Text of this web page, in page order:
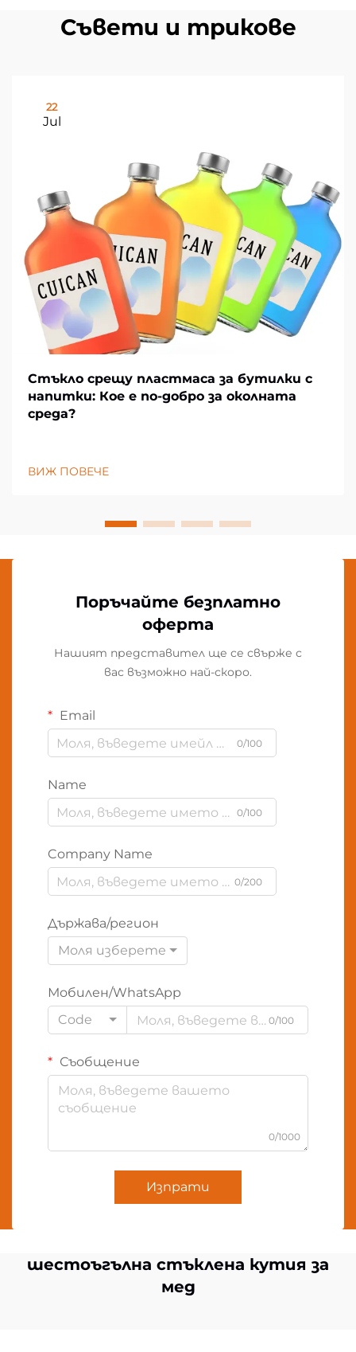
Съвети и трикове
22
Jul
Стъкло срещу пластмаса за бутилки с
напитки: Кое е по-добро за околната
среда?
ВИЖ ПОВЕЧЕ
Поръчайте безплатно
оферта
Нашият представител ще се свърже с
вас възможно най-скоро.
Email
0/100
Name
0/100
Company Name
0/200
Държава/регион
Моля изберете
Мобилен/WhatsApp
Code
0/100
Съобщение
0/1000
Изпрати
шестоъгълна стъклена кутия за
мед